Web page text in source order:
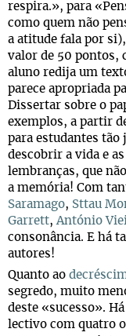
respira.», para
como quem não
a atitude fala por
valor de 50 pontos,
aluno redija um
parece apropriada
Dissertar sobre o
exemplos, a partir
para estudantes tão
descobrir a vida e
lembranças, que
a memória! Com
Saramago, Sttau
Garrett,António
consonância. E há
autores!
Quanto ao
segredo, muito
deste «sucesso».
lectivo com quatro